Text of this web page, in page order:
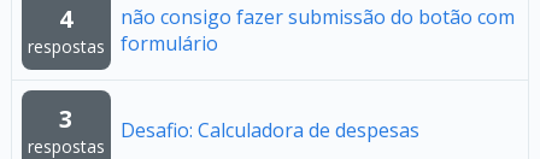
4
respostas
não consigo fazer submissão do botão com
formulário
3
respostas
Desafio: Calculadora de despesas